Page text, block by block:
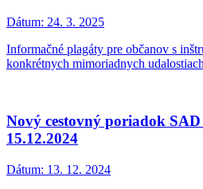
Dátum: 24. 3. 2025
Informačné plagáty pre občanov s
konkrétnych mimoriadnych udalostiach
Nový cestovný poriadok
15.12.2024
Dátum: 13. 12. 2024